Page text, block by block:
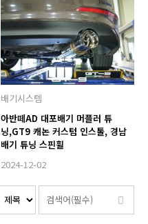
배기시스템
아반떼AD 대포배기 머플러 튜
닝,GT9 캐논 커스텀 인스톨, 경남
배기 튜닝 스핀휠
2024-12-02